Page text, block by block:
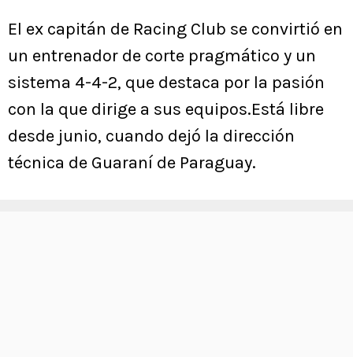
El ex capitán de Racing Club se convirtió en
un entrenador de corte pragmático y un
sistema 4-4-2, que destaca por la pasión
con la que dirige a sus equipos.Está libre
desde junio, cuando dejó la dirección
técnica de Guaraní de Paraguay.